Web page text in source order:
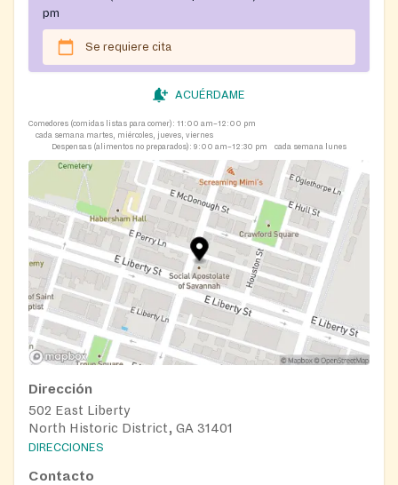
pm
Se requiere cita
ACUÉRDAME
Comedores (comidas listas para comer): 11:00 am–12:00 pm
cada semana martes, miércoles, jueves, viernes
Despensas (alimentos no preparados): 9:00 am–12:30 pm cada semana lunes
Dirección
502 East Liberty
North Historic District, GA 31401
DIRECCIONES
Contacto